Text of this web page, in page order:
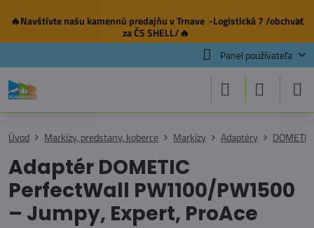
✕
🔥Navštívte našu kamennú predajňuv Trnave -Logistická 7 /obchvat
za ČS SHELL/🔥
Panel používateľa
Úvod Markízy, predstany, koberce Markízy Adaptéry DOMETIC
Adaptér DOMETIC
PerfectWall PW1100/PW1500
– Jumpy, Expert, ProAce